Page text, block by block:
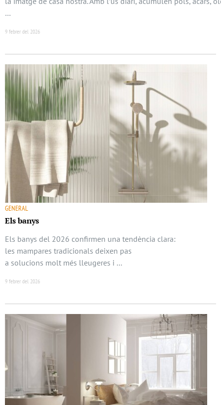
…
9 febrer del 2026
GENERAL
Els banys
Els banys del 2026 confirmen una tendència clara:
les mampares tradicionals deixen pas
a solucions molt més lleugeres i …
9 febrer del 2026